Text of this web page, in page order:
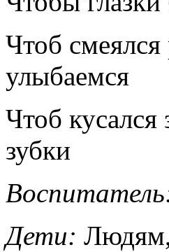
Чтоб
улыбаемся
Чтоб
зубки
Дети: